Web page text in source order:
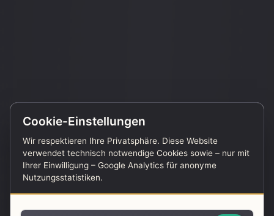
Cookie-Einstellungen
Wir respektieren Ihre Privatsphäre. Diese Website
verwendet technisch notwendige Cookies sowie – nur mit
Ihrer Einwilligung – Google Analytics für anonyme
Nutzungsstatistiken.